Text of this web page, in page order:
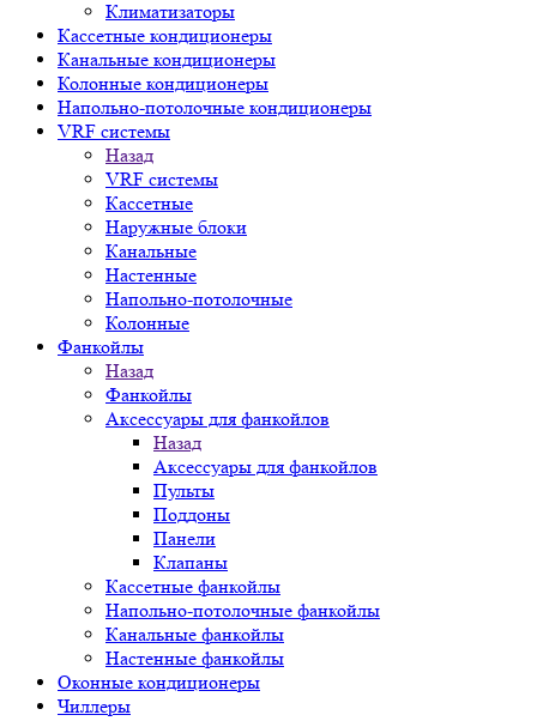
Климатизаторы
Кассетные кондиционеры
Канальные кондиционеры
Колонные кондиционеры
Напольно-потолочные кондиционеры
VRF системы
Назад
VRF системы
Кассетные
Наружные блоки
Канальные
Настенные
Напольно-потолочные
Колонные
Фанкойлы
Назад
Фанкойлы
Аксессуары для фанкойлов
Назад
Аксессуары для фанкойлов
Пульты
Поддоны
Панели
Клапаны
Кассетные фанкойлы
Напольно-потолочные фанкойлы
Канальные фанкойлы
Настенные фанкойлы
Оконные кондиционеры
Чиллеры